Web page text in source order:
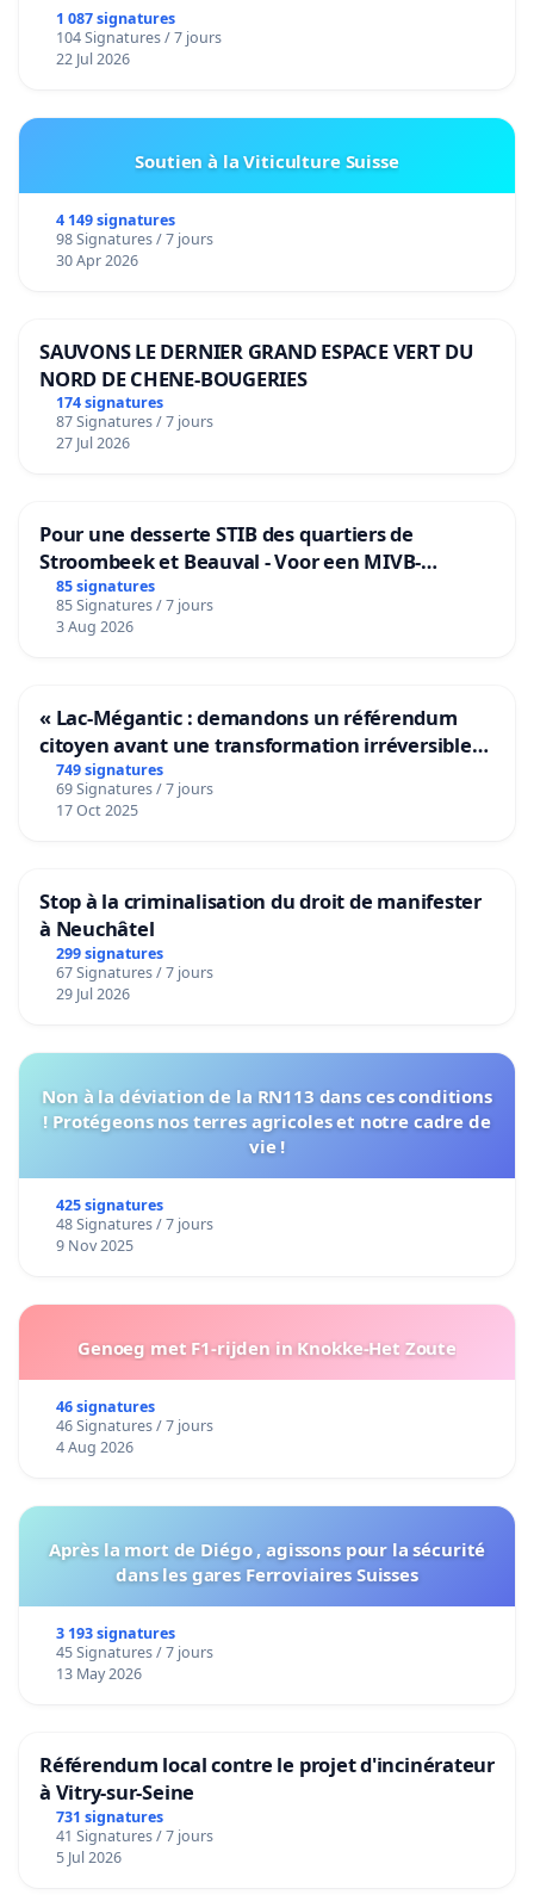
1 087 signatures
104 Signatures / 7 jours
22 Jul 2026
Soutien à la Viticulture Suisse
4 149 signatures
98 Signatures / 7 jours
30 Apr 2026
SAUVONS LE DERNIER GRAND ESPACE VERT DU
NORD DE CHENE-BOUGERIES
174 signatures
87 Signatures / 7 jours
27 Jul 2026
Pour une desserte STIB des quartiers de
Stroombeek et Beauval - Voor een MIVB-
bediening van de wijken Strombeek en Het
Voor
85 signatures
85 Signatures / 7 jours
3 Aug 2026
« Lac-Mégantic : demandons un référendum
citoyen avant une transformation irréversible
de notre territoire »
749 signatures
69 Signatures / 7 jours
17 Oct 2025
Stop à la criminalisation du droit de manifester
à Neuchâtel
299 signatures
67 Signatures / 7 jours
29 Jul 2026
Non à la déviation de la RN113 dans ces conditions
! Protégeons nos terres agricoles et notre cadre de
vie !
425 signatures
48 Signatures / 7 jours
9 Nov 2025
Genoeg met F1-rijden in Knokke-Het Zoute
46 signatures
46 Signatures / 7 jours
4 Aug 2026
Après la mort de Diégo , agissons pour la sécurité
dans les gares Ferroviaires Suisses
3 193 signatures
45 Signatures / 7 jours
13 May 2026
Référendum local contre le projet d'incinérateur
à Vitry-sur-Seine
731 signatures
41 Signatures / 7 jours
5 Jul 2026